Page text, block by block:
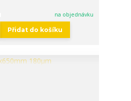
na objednávku
Přidat do košíku